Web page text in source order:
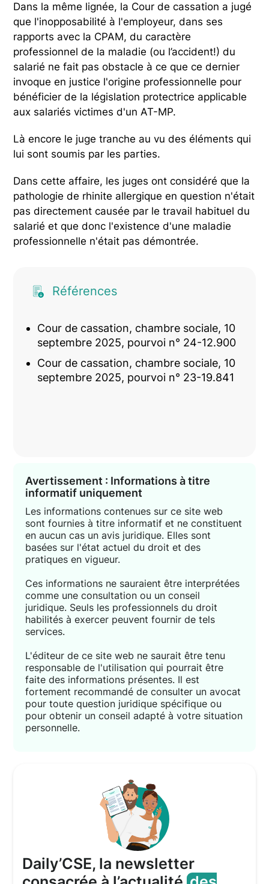
Dans la même lignée, la Cour de cassation a jugé
que l'inopposabilité à l'employeur, dans ses
rapports avec la CPAM, du caractère
professionnel de la maladie (ou l’accident!) du
salarié ne fait pas obstacle à ce que ce dernier
invoque en justice l'origine professionnelle pour
bénéficier de la législation protectrice applicable
aux salariés victimes d'un AT-MP.
Là encore le juge tranche au vu des éléments qui
lui sont soumis par les parties.
Dans cette affaire, les juges ont considéré que la
pathologie de rhinite allergique en question n'était
pas directement causée par le travail habituel du
salarié et que donc l'existence d'une maladie
professionnelle n'était pas démontrée.
Références
Cour de cassation, chambre sociale, 10
septembre 2025, pourvoi n° 24-12.900
Cour de cassation, chambre sociale, 10
septembre 2025, pourvoi n° 23-19.841
Avertissement : Informations à titre
informatif uniquement
Les informations contenues sur ce site web
sont fournies à titre informatif et ne constituent
en aucun cas un avis juridique. Elles sont
basées sur l'état actuel du droit et des
pratiques en vigueur.
Ces informations ne sauraient être interprétées
comme une consultation ou un conseil
juridique. Seuls les professionnels du droit
habilités à exercer peuvent fournir de tels
services.
L'éditeur de ce site web ne saurait être tenu
responsable de l'utilisation qui pourrait être
faite des informations présentes. Il est
fortement recommandé de consulter un avocat
pour toute question juridique spécifique ou
pour obtenir un conseil adapté à votre situation
personnelle.
Daily’CSE, la newsletter